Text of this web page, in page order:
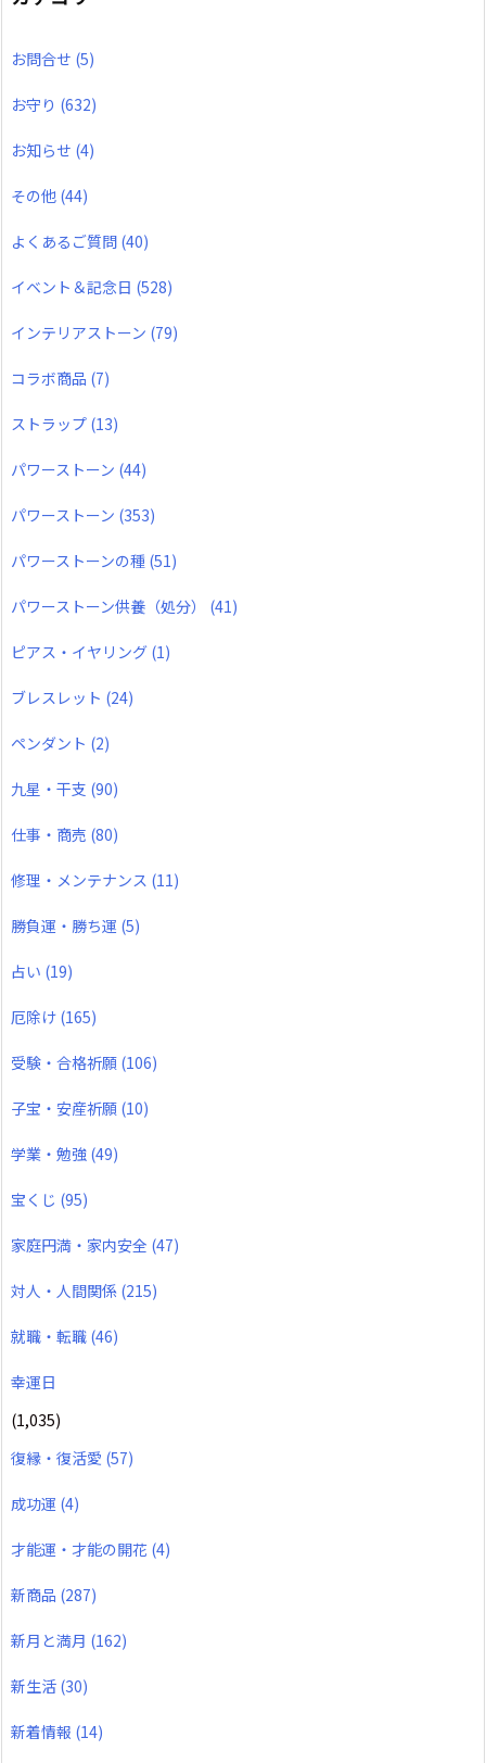
お問合せ (5)
お守り (632)
お知らせ (4)
その他 (44)
よくあるご質問 (40)
イベント＆記念日 (528)
インテリアストーン (79)
コラボ商品 (7)
ストラップ (13)
パワーストーン (44)
パワーストーン (353)
パワーストーンの種 (51)
パワーストーン供養（処分） (41)
ピアス・イヤリング (1)
ブレスレット (24)
ペンダント (2)
九星・干支 (90)
仕事・商売 (80)
修理・メンテナンス (11)
勝負運・勝ち運 (5)
占い (19)
厄除け (165)
受験・合格祈願 (106)
子宝・安産祈願 (10)
学業・勉強 (49)
宝くじ (95)
家庭円満・家内安全 (47)
対人・人間関係 (215)
就職・転職 (46)
幸運日
(1,035)
復縁・復活愛 (57)
成功運 (4)
才能運・才能の開花 (4)
新商品 (287)
新月と満月 (162)
新生活 (30)
新着情報 (14)